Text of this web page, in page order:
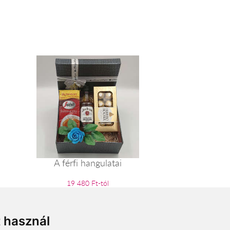
A férfi hangulatai
19 480 Ft-tól